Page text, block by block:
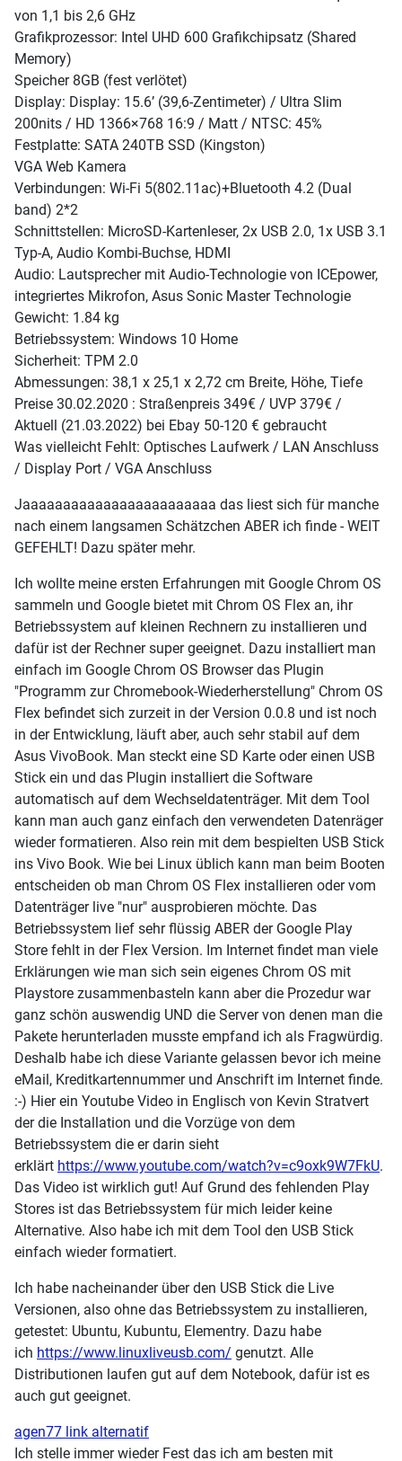
von 1,1 bis 2,6 GHz
Grafikprozessor: Intel UHD 600 Grafikchipsatz (Shared
Memory)
Speicher 8GB (fest verlötet)
Display: Display: 15.6’ (39,6-Zentimeter) / Ultra Slim
200nits / HD 1366×768 16:9 / Matt / NTSC: 45%
Festplatte: SATA 240TB SSD (Kingston)
VGA Web Kamera
Verbindungen: Wi-Fi 5(802.11ac)+Bluetooth 4.2 (Dual
band) 2*2
Schnittstellen: MicroSD-Kartenleser, 2x USB 2.0, 1x USB 3.1
Typ-A, Audio Kombi-Buchse, HDMI
Audio: Lautsprecher mit Audio-Technologie von ICEpower,
integriertes Mikrofon, Asus Sonic Master Technologie
Gewicht: 1.84 kg
Betriebssystem: Windows 10 Home
Sicherheit: TPM 2.0
Abmessungen: 38,1 x 25,1 x 2,72 cm Breite, Höhe, Tiefe
Preise 30.02.2020 : Straßenpreis 349€ / UVP 379€ /
Aktuell (21.03.2022) bei Ebay 50-120 € gebraucht
Was vielleicht Fehlt: Optisches Laufwerk / LAN Anschluss
/ Display Port / VGA Anschluss
Jaaaaaaaaaaaaaaaaaaaaaaaa das liest sich für manche
nach einem langsamen Schätzchen ABER ich finde - WEIT
GEFEHLT! Dazu später mehr.
Ich wollte meine ersten Erfahrungen mit Google Chrom OS
sammeln und Google bietet mit Chrom OS Flex an, ihr
Betriebssystem auf kleinen Rechnern zu installieren und
dafür ist der Rechner super geeignet. Dazu installiert man
einfach im Google Chrom OS Browser das Plugin
"Programm zur Chromebook-Wiederherstellung" Chrom OS
Flex befindet sich zurzeit in der Version 0.0.8 und ist noch
in der Entwicklung, läuft aber, auch sehr stabil auf dem
Asus VivoBook. Man steckt eine SD Karte oder einen USB
Stick ein und das Plugin installiert die Software
automatisch auf dem Wechseldatenträger. Mit dem Tool
kann man auch ganz einfach den verwendeten Datenräger
wieder formatieren. Also rein mit dem bespielten USB Stick
ins Vivo Book. Wie bei Linux üblich kann man beim Booten
entscheiden ob man Chrom OS Flex installieren oder vom
Datenträger live "nur" ausprobieren möchte. Das
Betriebssystem lief sehr flüssig ABER der Google Play
Store fehlt in der Flex Version. Im Internet findet man viele
Erklärungen wie man sich sein eigenes Chrom OS mit
Playstore zusammenbasteln kann aber die Prozedur war
ganz schön auswendig UND die Server von denen man die
Pakete herunterladen musste empfand ich als Fragwürdig.
Deshalb habe ich diese Variante gelassen bevor ich meine
eMail, Kreditkartennummer und Anschrift im Internet finde.
:-) Hier ein Youtube Video in Englisch von Kevin Stratvert
der die Installation und die Vorzüge von dem
Betriebssystem die er darin sieht
erklärt https://www.youtube.com/watch?v=c9oxk9W7FkU.
Das Video ist wirklich gut! Auf Grund des fehlenden Play
Stores ist das Betriebssystem für mich leider keine
Alternative. Also habe ich mit dem Tool den USB Stick
einfach wieder formatiert.
Ich habe nacheinander über den USB Stick die Live
Versionen, also ohne das Betriebssystem zu installieren,
getestet: Ubuntu, Kubuntu, Elementry. Dazu habe
ich https://www.linuxliveusb.com/ genutzt. Alle
Distributionen laufen gut auf dem Notebook, dafür ist es
auch gut geeignet.
agen77 link alternatif
Ich stelle immer wieder Fest das ich am besten mit